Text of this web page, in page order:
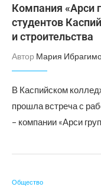
Компания «Арси
студентов
и строительства
Автор Мария
В Каспийском
прошла встреча с
– компании «Арси
Общество